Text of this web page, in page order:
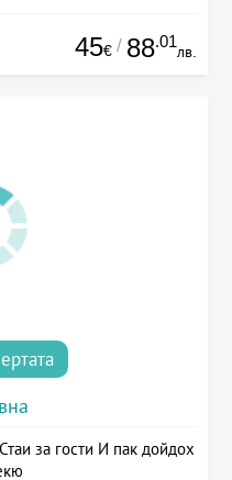
45€ / 88.01
лв.
за гости И пак дойдох